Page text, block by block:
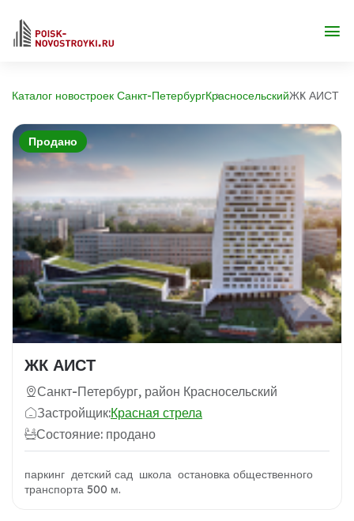
Каталог новостроек Санкт-ПетербургКрасносельскийЖК АИСТ
Продано
ЖК АИСТ
Санкт-Петербург, район Красносельский
Застройщик:Красная стрела
Состояние: продано
паркинг детский сад школа остановка общественного
транспорта 500 м.